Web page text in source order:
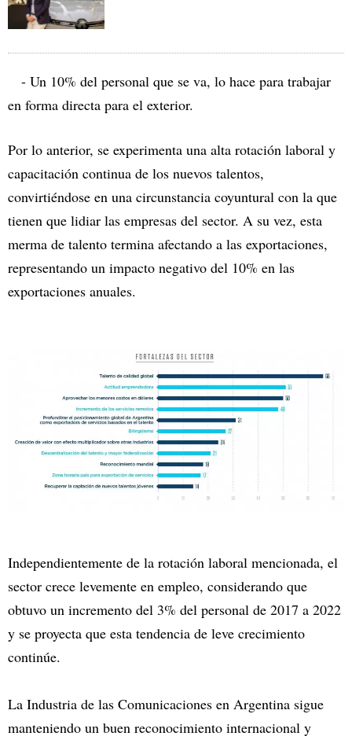
- Un 10% del personal que se va, lo hace para trabajar
en forma directa para el exterior.
Por lo anterior, se experimenta una alta rotación laboral y
capacitación continua de los nuevos talentos,
convirtiéndose en una circunstancia coyuntural con la que
tienen que lidiar las empresas del sector. A su vez, esta
merma de talento termina afectando a las exportaciones,
representando un impacto negativo del 10% en las
exportaciones anuales.
Independientemente de la rotación laboral mencionada, el
sector crece levemente en empleo, considerando que
obtuvo un incremento del 3% del personal de 2017 a 2022
y se proyecta que esta tendencia de leve crecimiento
continúe.
La Industria de las Comunicaciones en Argentina sigue
manteniendo un buen reconocimiento internacional y